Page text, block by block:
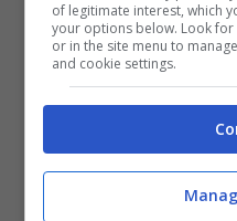
La bellissima villa
promontorio di 5
ricostruito e
la vendita è
of legitimate interest, which
your options below. Look
or in the site menu to
and cookie settings.